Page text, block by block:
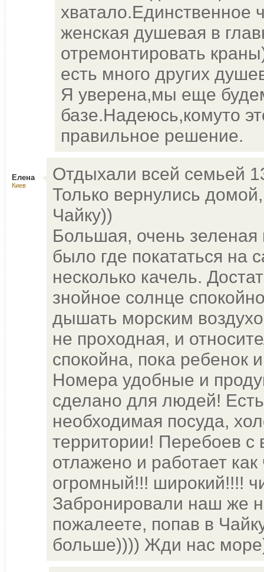
хватало.Единственное
женская душевая в
отремонтировать
есть много других
Я уверена,мы еще
базе.Надеюсь,комуто
правильное решение.
Елена
Киев
Отдыхали всей семьей
Только вернулись
Чайку))
Большая, очень зеленая
было где покататься на
несколько качель.
знойное солнце
дышать морским
не проходная, и
спокойна, пока ребенок
Номера удобные и
сделано для людей!
необходимая посуда,
территории! Перебоев с
отлажено и работает
огромный!!! широкий!!!!
Забронировали наш же
пожалеете, попав в
больше)))) Жди нас